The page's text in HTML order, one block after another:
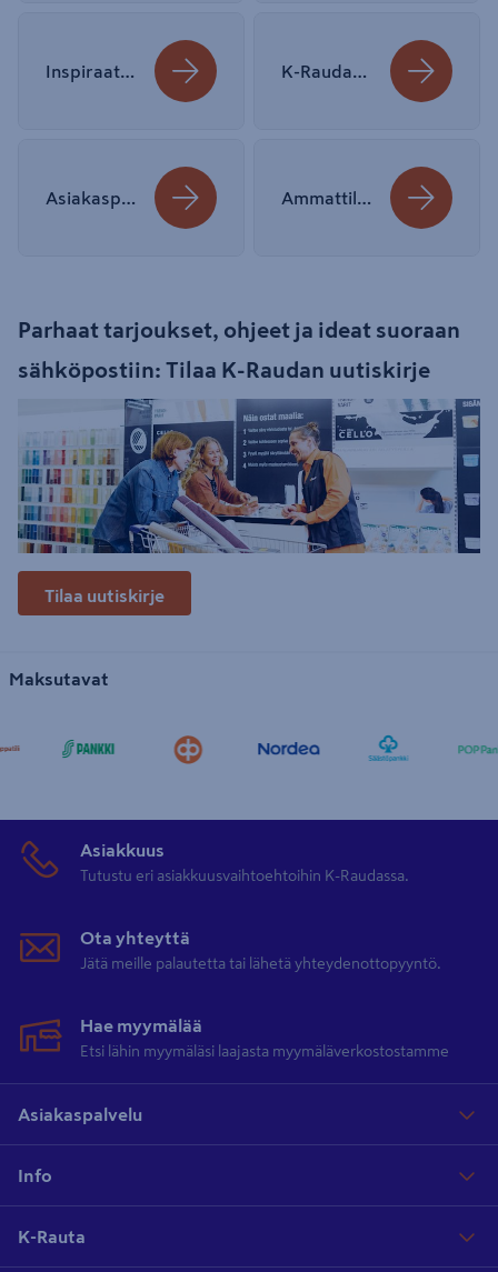
Parhaat tarjoukset, ohjeet ja ideat suoraan
sähköpostiin: Tilaa K-Raudan uutiskirje
Tilaa uutiskirje
Maksutavat
Asiakkuus
Tutustu eri asiakkuusvaihtoehtoihin K-Raudassa.
Ota yhteyttä
Jätä meille palautetta tai lähetä yhteydenottopyyntö.
Hae myymälää
Etsi lähin myymäläsi laajasta myymäläverkostostamme
Asiakaspalvelu
Info
K-Rauta